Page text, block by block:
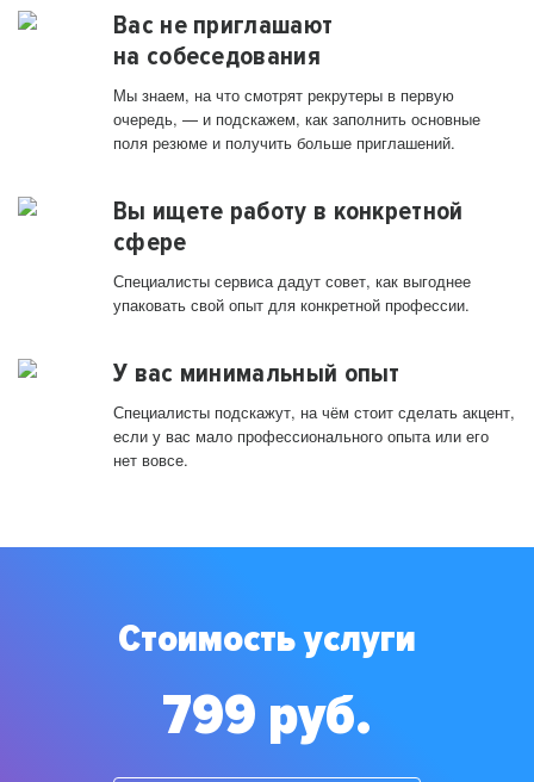
Вас не приглашают
на собеседования
Мы знаем, на что смотрят рекрутеры в первую
очередь, — и подскажем, как заполнить основные
поля резюме и получить больше приглашений.
Вы ищете работу в конкретной
сфере
Специалисты сервиса дадут совет, как выгоднее
упаковать свой опыт для конкретной профессии.
У вас минимальный опыт
Специалисты подскажут, на чём стоит сделать акцент,
если у вас мало профессионального опыта или его
нет вовсе.
Стоимость услуги
799 руб.